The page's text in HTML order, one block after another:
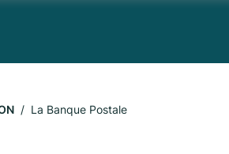
La Banque Postale